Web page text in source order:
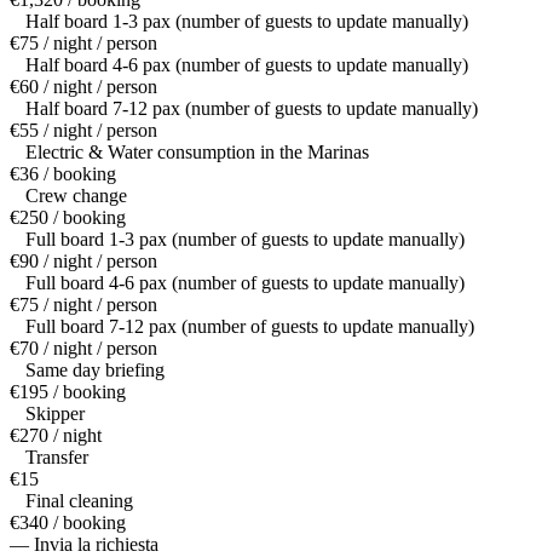
Half board 1-3 pax (number of guests to update manually)
€75 / night / person
Half board 4-6 pax (number of guests to update manually)
€60 / night / person
Half board 7-12 pax (number of guests to update manually)
€55 / night / person
Electric & Water consumption in the Marinas
€36 / booking
Crew change
€250 / booking
Full board 1-3 pax (number of guests to update manually)
€90 / night / person
Full board 4-6 pax (number of guests to update manually)
€75 / night / person
Full board 7-12 pax (number of guests to update manually)
€70 / night / person
Same day briefing
€195 / booking
Skipper
€270 / night
Transfer
€15
Final cleaning
€340 / booking
— Invia la richiesta